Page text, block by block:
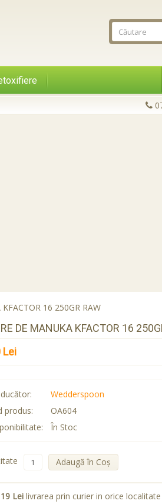
16 250GR RAW
DE MANUKA KFACTOR 16
Lei
Wedderspoon
produs:
OA604
În Stoc
Adaugă în Coş
19 Leilivrarea prin curier in orice localitate